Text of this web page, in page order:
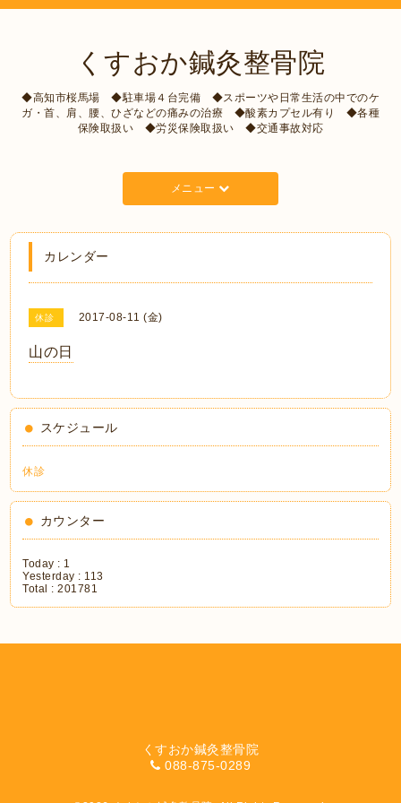
くすおか鍼灸整骨院
◆高知市桜馬場 ◆駐車場４台完備 ◆スポーツや日常生活の中でのケ
ガ・首、肩、腰、ひざなどの痛みの治療 ◆酸素カプセル有り ◆各種
保険取扱い ◆労災保険取扱い ◆交通事故対応
メニュー
カレンダー
休診 2017-08-11 (金)
山の日
スケジュール
休診
カウンター
Today : 1
Yesterday : 113
Total :201781
くすおか鍼灸整骨院
088-875-0289